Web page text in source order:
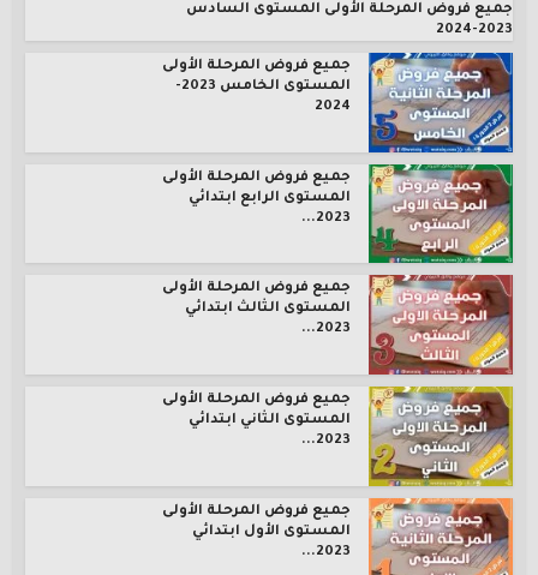
جميع فروض المرحلة الأولى المستوى السادس
2023-2024
جميع فروض المرحلة الأولى
المستوى الخامس 2023-
2024
جميع فروض المرحلة الأولى
المستوى الرابع ابتدائي
2023...
جميع فروض المرحلة الأولى
المستوى الثالث ابتدائي
2023...
جميع فروض المرحلة الأولى
المستوى الثاني ابتدائي
2023...
جميع فروض المرحلة الأولى
المستوى الأول ابتدائي
2023...